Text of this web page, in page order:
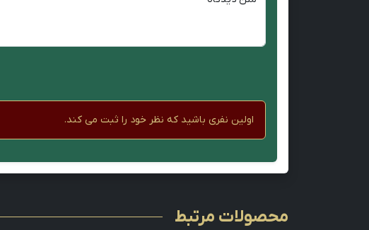
اولین نفری باشید که نظر خود را ثبت می کند.
محصولات مرتبط